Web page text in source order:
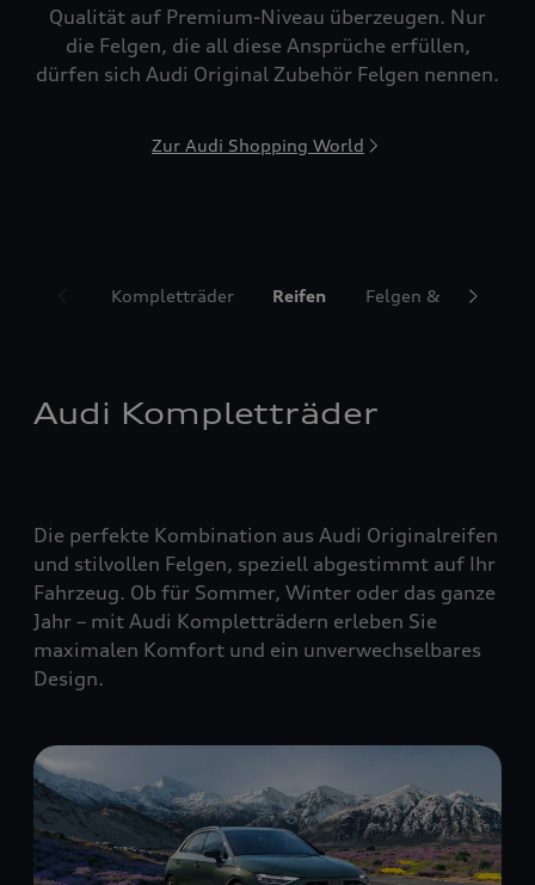
Qualität auf Premium-Niveau überzeugen. Nur
die Felgen, die all diese Ansprüche erfüllen,
dürfen sich Audi Original Zubehör Felgen nennen.
Zur Audi Shopping World
Kompletträder Reifen Felgen &
Audi Kompletträder
Die perfekte Kombination aus Audi Originalreifen
und stilvollen Felgen, speziell abgestimmt auf Ihr
Fahrzeug. Ob für Sommer, Winter oder das ganze
Jahr – mit Audi Kompletträdern erleben Sie
maximalen Komfort und ein unverwechselbares
Design.